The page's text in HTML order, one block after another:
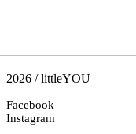
2026 / littleYOU
Facebook
Instagram